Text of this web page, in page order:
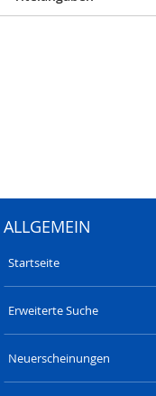
ALLGEMEIN
Startseite
Erweiterte Suche
Neuerscheinungen